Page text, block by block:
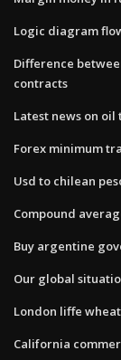
Logic diagram
Difference
contracts
Latest news on
Forex minimum
Usd to chilean
Compound
Buy argentine
Our global
London liffe
California